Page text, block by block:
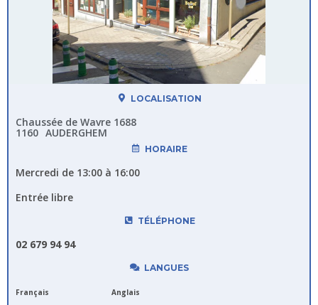
LOCALISATION
Chaussée de Wavre 1688
1160 AUDERGHEM
HORAIRE
Mercredi de 13:00 à 16:00
Entrée libre
TÉLÉPHONE
02 679 94 94
LANGUES
Français Anglais